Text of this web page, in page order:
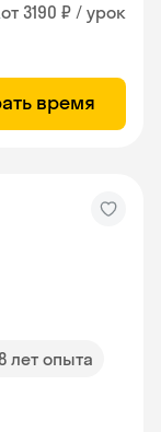
от 3190 ₽ / урок
время
лет опыта